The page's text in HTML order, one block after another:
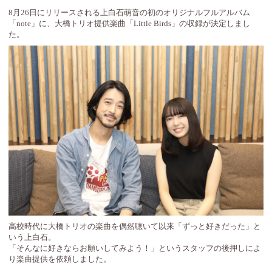
8月26日にリリースされる上白石萌音の初のオリジナルフルアルバム
「note」に、大橋トリオ提供楽曲「Little Birds」の収録が決定しまし
た。
高校時代に大橋トリオの楽曲を偶然聴いて以来「ずっと好きだった」と
いう上白石。
「そんなに好きならお願いしてみよう！」というスタッフの後押しによ
り楽曲提供を依頼しました。